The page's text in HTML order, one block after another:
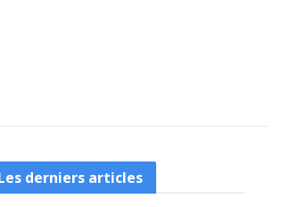
derniers articles